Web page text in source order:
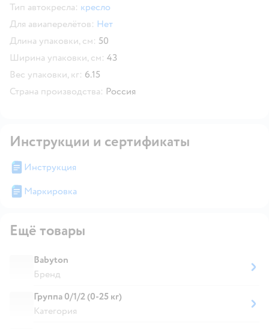
Тип автокресла: кресло
Для авиаперелётов: Нет
Длина упаковки, см: 50
Ширина упаковки, см: 43
Вес упаковки, кг: 6.15
Страна производства: Россия
Инструкции и сертификаты
Инструкция
Маркировка
Ещё товары
Babyton
Бренд
Группа 0/1/2 (0-25 кг)
Категория